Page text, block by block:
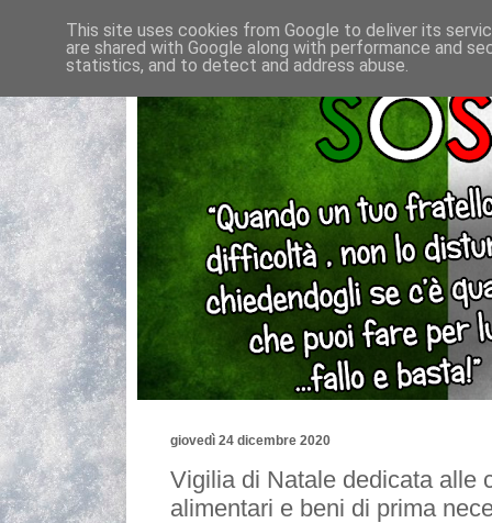
giovedì 24 dicembre 2020
Vigilia di Natale dedicata alle
alimentari e beni di prima
This site uses cookies from Google to deliver its
are shared with Google along with performance and
statistics, and to detect and address abuse.